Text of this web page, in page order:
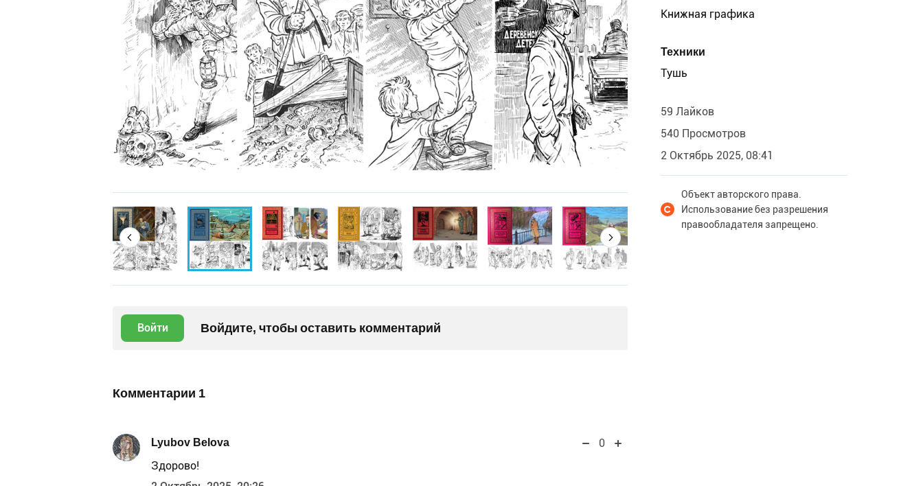
Войти Войдите, чтобы оставить комментарий
Комментарии 1
Lyubov Belova
0
Здорово!
Книжная графика
Техники
Тушь
59 Лайков
540 Просмотров
2 Октябрь 2025, 08:41
Объект авторского права.
Использование без разрешения
правообладателя запрещено.